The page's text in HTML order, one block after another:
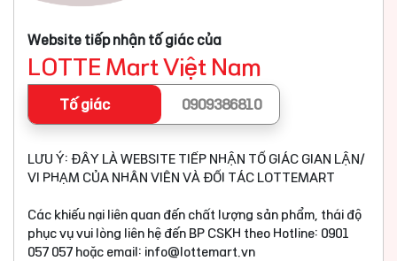
Website tiếp nhận tố giác của
LOTTE Mart Việt Nam
Tố giác 0909386810
LƯU Ý: ĐÂY LÀ WEBSITE TIẾP NHẬN TỐ GIÁC GIAN LẬN/
VI PHẠM CỦA NHÂN VIÊN VÀ ĐỐI TÁC LOTTEMART
Các khiếu nại liên quan đến chất lượng sản phẩm, thái độ
phục vụ vui lòng liên hệ đến BP CSKH theo Hotline: 0901
057 057 hoặc email: info@lottemart.vn